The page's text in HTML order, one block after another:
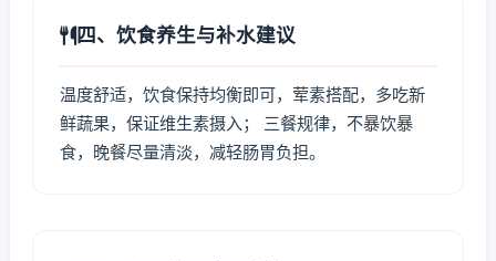
四、饮食养生与补水建议
温度舒适，饮食保持均衡即可，荤素搭配，多吃新
鲜蔬果，保证维生素摄入； 三餐规律，不暴饮暴
食，晚餐尽量清淡，减轻肠胃负担。